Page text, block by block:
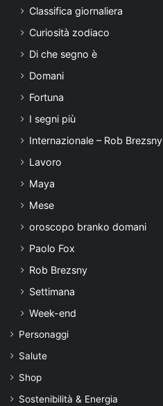
Classifica giornaliera
Curiosità zodiaco
Di che segno è
Domani
Fortuna
I segni più
Internazionale – Rob Brezsny
Lavoro
Maya
Mese
oroscopo branko domani
Paolo Fox
Rob Brezsny
Settimana
Week-end
Personaggi
Salute
Shop
Sostenibilità & Energia